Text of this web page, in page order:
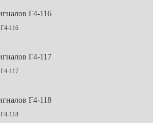
Г4-116
Г4-117
Г4-118